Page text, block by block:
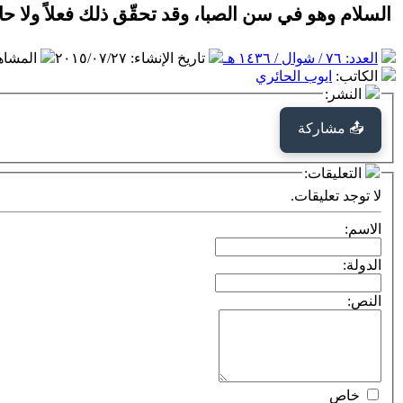
السلام وهو في سن الصبا، وقد تحقّق ذلك فعلاً ولا
العدد: ٧٦ / شوال / ١٤٣٦ هـ تاريخ الإنشاء: ٢٠١٥/٠٧/٢٧
الكاتب: ايوب الحائري
النشر:
📤 مشاركة
التعليقات:
لا توجد تعليقات.
الاسم:
الدولة:
النص:
خاص